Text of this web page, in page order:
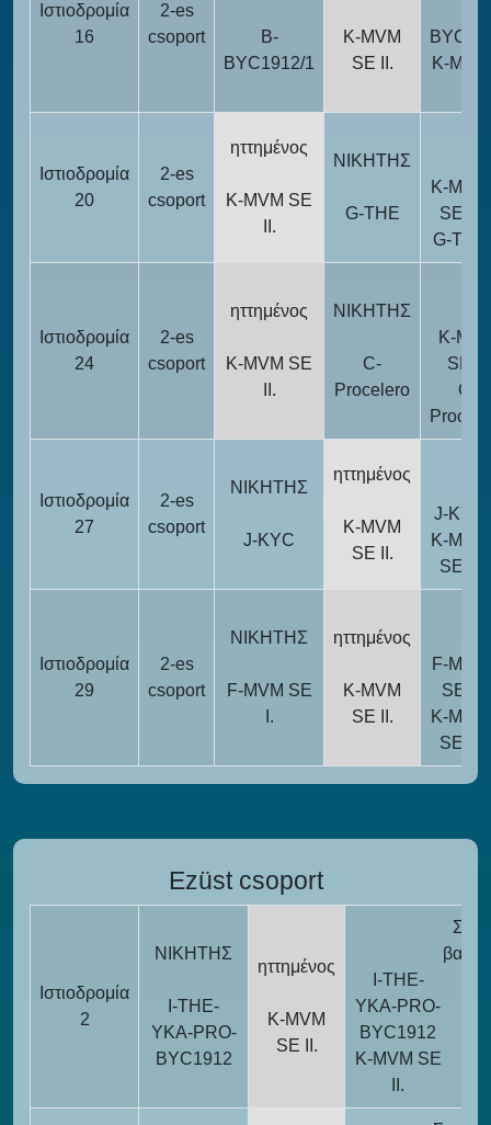
Ιστιοδρομία
16
2-es
csoport
B-
BYC1912/1
K-MVM
SE II.
K-
Ιστιοδρομία
20
2-es
csoport
ηττημένος
K-MVM SE
II.
ΝΙΚΗΤΗΣ
G-THE
K-MVM
SE II.
G-THE
Ιστιοδρομία
24
2-es
csoport
ηττημένος
K-MVM SE
II.
ΝΙΚΗΤΗΣ
C-
Procelero
K-
SE II.
C-
Ιστιοδρομία
27
2-es
csoport
ΝΙΚΗΤΗΣ
J-KYC
ηττημένος
K-MVM
SE II.
J-KYC
K-MVM
SE II.
Ιστιοδρομία
29
2-es
csoport
ΝΙΚΗΤΗΣ
F-MVM SE
I.
ηττημένος
K-MVM
SE II.
F-MVM
SE I.
K-MVM
SE II.
Ezüst csoport
Ιστιοδρομία
2
ΝΙΚΗΤΗΣ
I-THE-
YKA-PRO-
BYC1912
ηττημένος
K-MVM
SE II.
I-THE-
YKA-PRO-
BYC1912
K-MVM SE
II.